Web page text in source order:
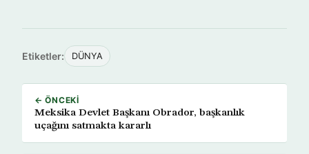
Etiketler: DÜNYA
← ÖNCEKI
Meksika Devlet Başkanı Obrador, başkanlık
uçağını satmakta kararlı